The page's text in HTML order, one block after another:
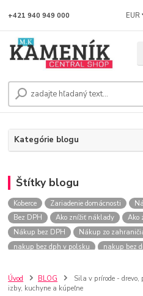
EUR
+421 940 949 000
Kategórie blogu
Štítky blogu
Koberce Zariadenie domácnosti
Bez DPH
Ako znížiť náklady
Ako
Nákup bez DPH
Nákup zo
nakup bez dph v polsku
nakup bez
nakupovanie na firmu bez dph
szco
doplnky do domácnosti
Úvod BLOG
Sila v prírode - drevo,
izby, kuchyne a kúpeľne